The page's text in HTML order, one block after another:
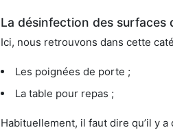
La désinfection des
Ici, nous retrouvons dans cette
Les poignées de porte ;
La table pour repas ;
Habituellement, il faut dire qu’il y